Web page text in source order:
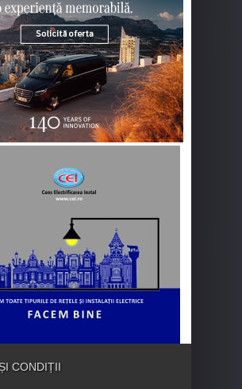
CONDIȚII